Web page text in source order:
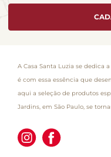
A Casa Santa Luzia se dedica
é com essa essência que
aqui a seleção de produtos
Jardins, em São Paulo, se